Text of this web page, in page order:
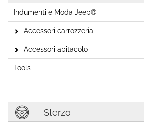
Indumenti e Moda Jeep®
Accessori carrozzeria
Accessori abitacolo
Tools
Sterzo